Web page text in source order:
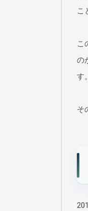
こ
こ
の
す。
そ